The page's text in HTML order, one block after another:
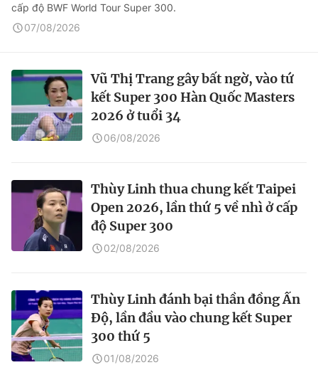
cấp độ BWF World Tour Super 300.
07/08/2026
Vũ Thị Trang gây bất ngờ, vào tứ
kết Super 300 Hàn Quốc Masters
2026 ở tuổi 34
06/08/2026
Thùy Linh thua chung kết Taipei
Open 2026, lần thứ 5 về nhì ở cấp
độ Super 300
02/08/2026
Thùy Linh đánh bại thần đồng Ấn
Độ, lần đầu vào chung kết Super
300 thứ 5
01/08/2026